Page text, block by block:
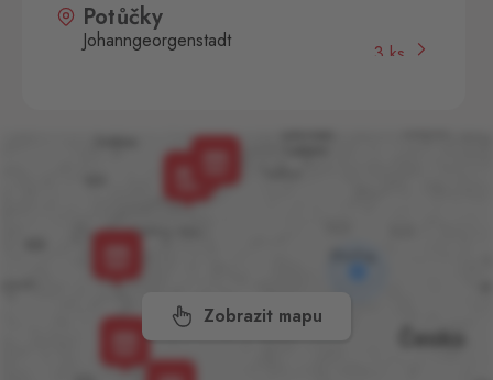
Zobrazit mapu
Potůčky
Johanngeorgenstadt
3 ks
Svatý Kříž 2
Svatý Kříž 261, Cheb - Háje,
Vejprty
Bärenstein
Potoční ulice 1303, Vejprty,
431 91